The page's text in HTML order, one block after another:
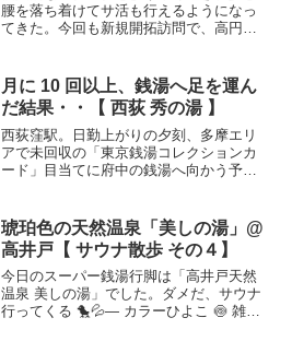
腰を落ち着けてサ活も行えるようになっ
てきた。今回も新規開拓訪問で、高円寺
である。４階建ての普通のマンションの
４階に店を構えるプライベ...
月に 10 回以上、銭湯へ足を運ん
だ結果・・【 西荻 秀の湯 】
西荻窪駅。日勤上がりの夕刻、多摩エリ
アで未回収の「東京銭湯コレクションカ
ード」目当てに府中の銭湯へ向かう予定
ペーンで配っているという景品の限定ア
クリルキーホルダーを...
琥珀色の天然温泉「美しの湯」@
高井戸【 サウナ散歩 その４】
今日のスーパー銭湯行脚は「高井戸天然
温泉 美しの湯」でした。ダメだ、サウナ
行ってくる 🐤💦— カラーひよこ 🍥 雑文